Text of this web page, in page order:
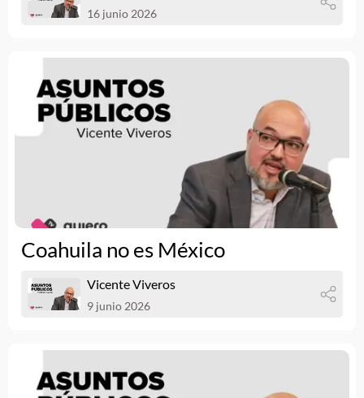
16 junio 2026
Coahuila no es México
Vicente Viveros
9 junio 2026